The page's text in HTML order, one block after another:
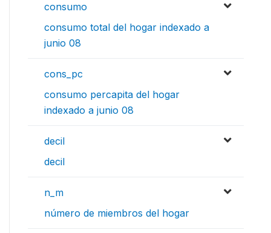
consumo
consumo total del hogar indexado a
junio 08
cons_pc
consumo percapita del hogar
indexado a junio 08
decil
decil
n_m
número de miembros del hogar